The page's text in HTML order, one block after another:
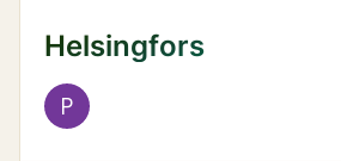
Helsingfors
P